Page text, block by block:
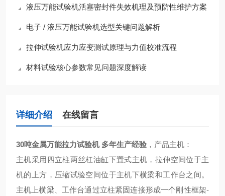
液压万能试验机活塞密封件失效机理及预防性维护方案
电子 / 液压万能试验机选型关键问题解析
拉伸试验机应力应变测试原理与力值校准流程
材料试验核心参数常见问题深度解读
详细介绍 在线留言
30吨金属万能拉力试验机 多年生产经验 ，产品主机：
主机采用四立柱两丝杠油缸下置式主机，拉伸空间位于主
机的上方，压缩试验空间位于主机下横梁和工作台之间。
主机上横梁、工作台通过立柱紧固连接形成一个刚性框架-